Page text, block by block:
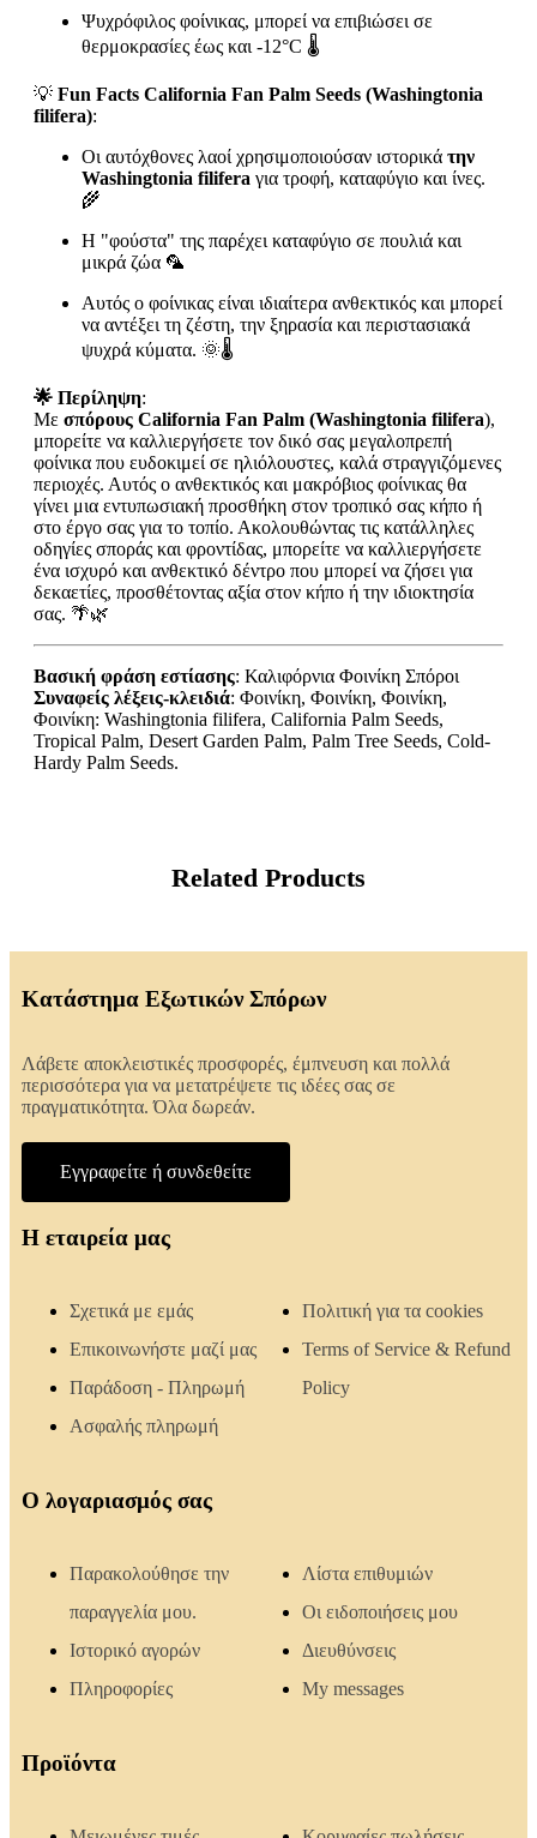
Ψυχρόφιλος φοίνικας, μπορεί να επιβιώσει σε
θερμοκρασίες έως και -12°C 🌡️
💡 Fun Facts California Fan Palm Seeds (Washingtonia
filifera):
Οι αυτόχθονες λαοί χρησιμοποιούσαν ιστορικά την
Washingtonia filifera για τροφή, καταφύγιο και ίνες.
🌾
Η "φούστα" της παρέχει καταφύγιο σε πουλιά και
μικρά ζώα 🦜
Αυτός ο φοίνικας είναι ιδιαίτερα ανθεκτικός και μπορεί
να αντέξει τη ζέστη, την ξηρασία και περιστασιακά
ψυχρά κύματα. 🌞🌡️
🌟 Περίληψη:
Με σπόρους California Fan Palm (Washingtonia filifera),
μπορείτε να καλλιεργήσετε τον δικό σας μεγαλοπρεπή
φοίνικα που ευδοκιμεί σε ηλιόλουστες, καλά στραγγιζόμενες
περιοχές. Αυτός ο ανθεκτικός και μακρόβιος φοίνικας θα
γίνει μια εντυπωσιακή προσθήκη στον τροπικό σας κήπο ή
στο έργο σας για το τοπίο. Ακολουθώντας τις κατάλληλες
οδηγίες σποράς και φροντίδας, μπορείτε να καλλιεργήσετε
ένα ισχυρό και ανθεκτικό δέντρο που μπορεί να ζήσει για
δεκαετίες, προσθέτοντας αξία στον κήπο ή την ιδιοκτησία
σας. 🌴🌿
Βασική φράση εστίασης: Καλιφόρνια Φοινίκη Σπόροι
Συναφείς λέξεις-κλειδιά: Φοινίκη, Φοινίκη, Φοινίκη,
Φοινίκη: Washingtonia filifera, California Palm Seeds,
Tropical Palm, Desert Garden Palm, Palm Tree Seeds, Cold-
Hardy Palm Seeds.
Related Products
Κατάστημα Εξωτικών Σπόρων
Λάβετε αποκλειστικές προσφορές, έμπνευση και πολλά
περισσότερα για να μετατρέψετε τις ιδέες σας σε
πραγματικότητα. Όλα δωρεάν.
Εγγραφείτε ή συνδεθείτε
Η εταιρεία μας
Σχετικά με εμάς
Επικοινωνήστε μαζί μας
Παράδοση - Πληρωμή
Ασφαλής πληρωμή
Πολιτική για τα cookies
Terms of Service & Refund
Policy
Ο λογαριασμός σας
Παρακολούθησε την
παραγγελία μου.
Ιστορικό αγορών
Πληροφορίες
Λίστα επιθυμιών
Οι ειδοποιήσεις μου
Διευθύνσεις
My messages
Προϊόντα